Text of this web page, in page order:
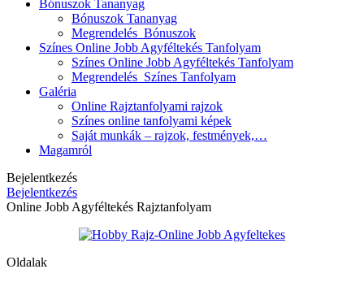
Bónuszok Tananyag
Bónuszok Tananyag
Megrendelés_Bónuszok
Színes Online Jobb Agyféltekés Tanfolyam
Színes Online Jobb Agyféltekés Tanfolyam
Megrendelés_Színes Tanfolyam
Galéria
Online Rajztanfolyami rajzok
Színes online tanfolyami képek
Saját munkák – rajzok, festmények,…
Magamról
Bejelentkezés
Bejelentkezés
Online Jobb Agyféltekés Rajztanfolyam
Oldalak